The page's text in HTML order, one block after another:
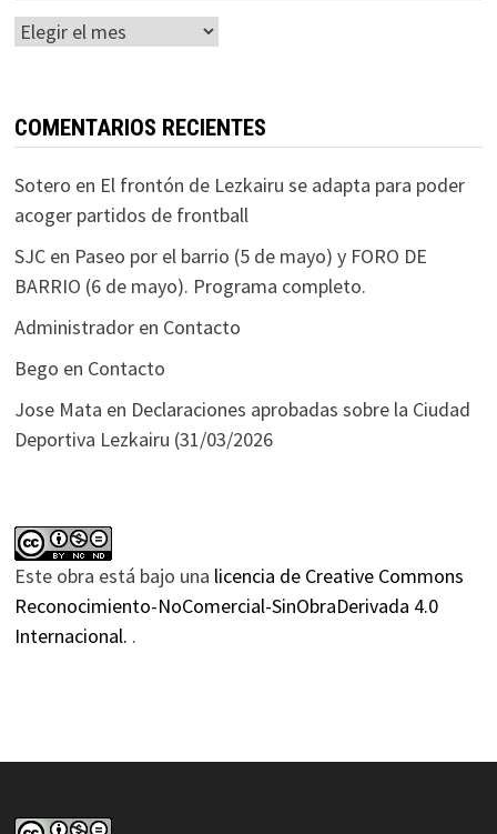
Histórico
COMENTARIOS RECIENTES
Sotero en El frontón de Lezkairu se adapta para poder
acoger partidos de frontball
SJCen Paseo por el barrio (5 de mayo) y FORO DE
BARRIO (6 de mayo). Programa completo.
Administradoren Contacto
Bego en Contacto
Jose Mata en Declaraciones aprobadas sobre la Ciudad
Deportiva Lezkairu (31/03/2026
Este obra está bajo una licencia de Creative Commons
Reconocimiento-NoComercial-SinObraDerivada 4.0
Internacional. .